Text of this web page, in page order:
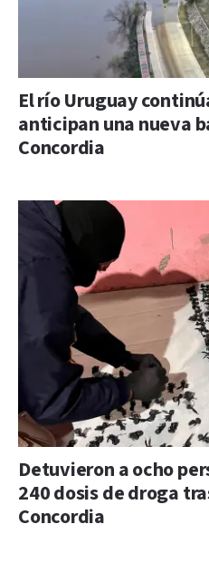
El río Uruguay
anticipan una nueva
Concordia
Detuvieron a ocho
240 dosis de droga
Concordia